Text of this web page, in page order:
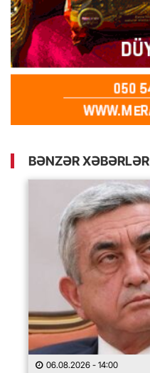
BƏNZƏR XƏBƏRLƏR
06.08.2026 - 14:00